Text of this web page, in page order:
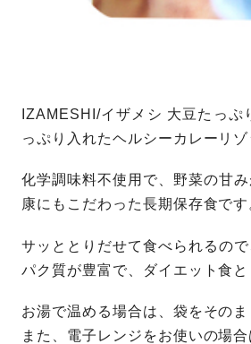
IZAMESHI/イザメシ 大豆たっ
っぷり入れたヘルシーカレーリゾ
化学調味料不使用で、野菜の甘
康にもこだわった長期保存食です
サッととりだせて食べられるの
パク質が豊富で、ダイエット食と
お湯で温める場合は、袋をその
また、電子レンジをお使いの場